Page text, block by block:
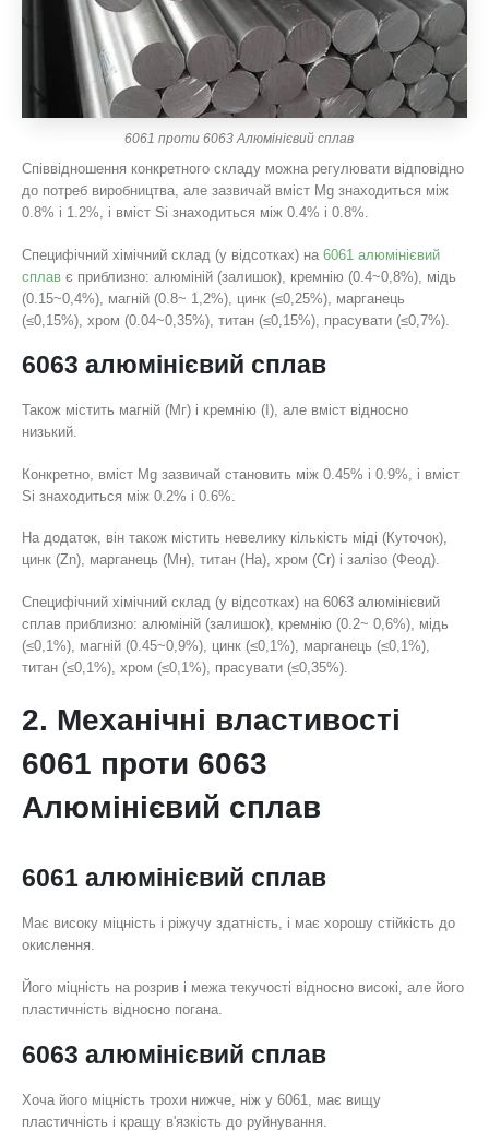
6061 проти 6063 Алюмінієвий сплав
Співвідношення конкретного складу можна регулювати відповідно
до потреб виробництва, але зазвичай вміст Mg знаходиться між
0.8% і 1.2%, і вміст Si знаходиться між 0.4% і 0.8%.
Специфічний хімічний склад (у відсотках) на 6061 алюмінієвий
сплав є приблизно: алюміній (залишок), кремнію (0.4~0,8%), мідь
(0.15~0,4%), магній (0.8~ 1,2%), цинк (≤0,25%), марганець
(≤0,15%), хром (0.04~0,35%), титан (≤0,15%), прасувати (≤0,7%).
6063 алюмінієвий сплав
Також містить магній (Мг) і кремнію (І), але вміст відносно
низький.
Конкретно, вміст Mg зазвичай становить між 0.45% і 0.9%, і вміст
Si знаходиться між 0.2% і 0.6%.
На додаток, він також містить невелику кількість міді (Куточок),
цинк (Zn), марганець (Мн), титан (На), хром (Cr) і залізо (Феод).
Специфічний хімічний склад (у відсотках) на 6063 алюмінієвий
сплав приблизно: алюміній (залишок), кремнію (0.2~ 0,6%), мідь
(≤0,1%), магній (0.45~0,9%), цинк (≤0,1%), марганець (≤0,1%),
титан (≤0,1%), хром (≤0,1%), прасувати (≤0,35%).
2. Механічні властивості
6061 проти 6063
Алюмінієвий сплав
6061 алюмінієвий сплав
Має високу міцність і ріжучу здатність, і має хорошу стійкість до
окислення.
Його міцність на розрив і межа текучості відносно високі, але його
пластичність відносно погана.
6063 алюмінієвий сплав
Хоча його міцність трохи нижче, ніж у 6061, має вищу
пластичність і кращу в'язкість до руйнування.